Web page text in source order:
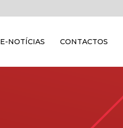
E-NOTÍCIAS CONTACTOS